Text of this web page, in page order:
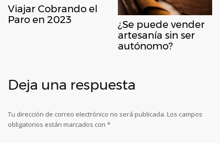
Viajar Cobrando el
Paro en 2023
¿Se puede vender
artesanía sin ser
autónomo?
Deja una respuesta
Tu dirección de correo electrónico no será publicada. Los campos
obligatorios están marcados con *